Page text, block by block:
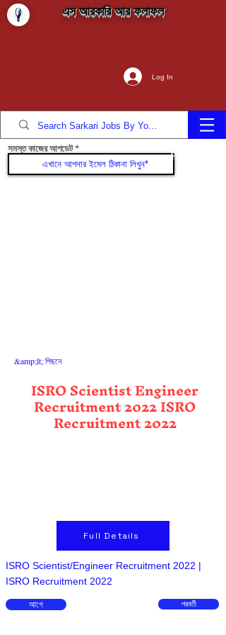
এস আরকারি আর ফলাফল
Log In
সমস্ত কাজের আপডেট যোগদান করুন
&amp;lt; পিছনে
ISRO Scientist Engineer
Recruitment 2022 ISRO
Recruitment 2022
Full Details
ISRO Scientist/Engineer Recruitment 2022 |
ISRO Recruitment 2022
আগে পরবর্তী